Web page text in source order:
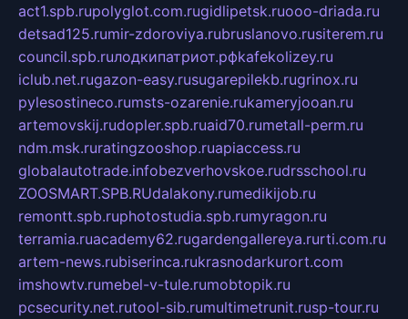
act1.spb.rupolyglot.com.rugidlipetsk.ruooo-driada.ru
detsad125.rumir-zdoroviya.rubruslanovo.rusiterem.ru
council.spb.ruлодкипатриот.рфkafekolizey.ru
iclub.net.rugazon-easy.rusugarepilekb.rugrinox.ru
pylesostineco.rumsts-ozarenie.rukameryjooan.ru
artemovskij.rudopler.spb.ruaid70.rumetall-perm.ru
ndm.msk.ruratingzooshop.ruapiaccess.ru
globalautotrade.infobezverhovskoe.rudrsschool.ru
ZOOSMART.SPB.RUdalakony.rumedikijob.ru
remontt.spb.ruphotostudia.spb.rumyragon.ru
terramia.ruacademy62.rugardengallereya.rurti.com.ru
artem-news.rubiserinca.rukrasnodarkurort.com
imshowtv.rumebel-v-tule.rumobtopik.ru
pcsecurity.net.rutool-sib.rumultimetrunit.rusp-tour.ru